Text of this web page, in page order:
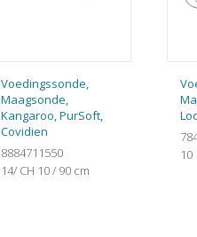
Voedingssonde,
Maagsonde,
Kangaroo, PurSoft,
Covidien
8884711550
14/ CH 10 / 90 cm
10